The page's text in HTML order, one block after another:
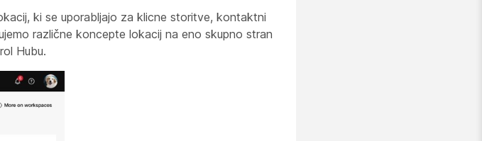
ki se uporabljajo za klicne storitve, kontaktni
različne koncepte lokacij na eno skupno stran
Hubu.